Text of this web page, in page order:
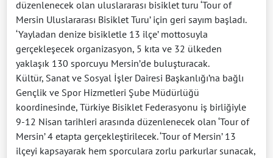
düzenlenecek olan uluslararası bisiklet turu ‘Tour of
Mersin Uluslararası Bisiklet Turu’ için geri sayım başladı.
‘Yayladan denize bisikletle 13 ilçe’ mottosuyla
gerçekleşecek organizasyon, 5 kıta ve 32 ülkeden
yaklaşık 130 sporcuyu Mersin’de buluşturacak.
Kültür, Sanat ve Sosyal İşler Dairesi Başkanlığı’na bağlı
Gençlik ve Spor Hizmetleri Şube Müdürlüğü
koordinesinde, Türkiye Bisiklet Federasyonu iş birliğiyle
9-12 Nisan tarihleri arasında düzenlenecek olan ‘Tour of
Mersin’ 4 etapta gerçekleştirilecek. ‘Tour of Mersin’ 13
ilçeyi kapsayarak hem sporculara zorlu parkurlar sunacak,